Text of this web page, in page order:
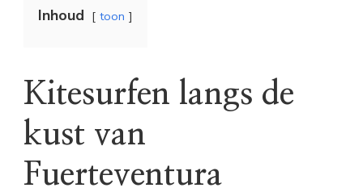
Inhoud toon
Kitesurfen langs de
kust van
Fuerteventura